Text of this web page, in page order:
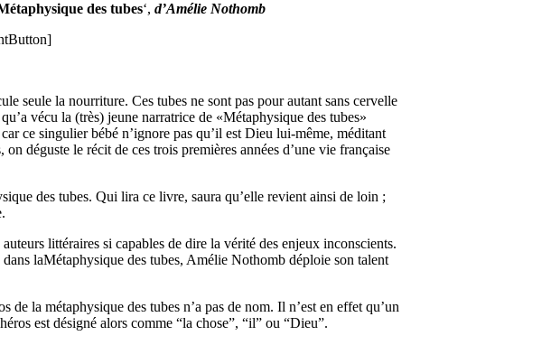
des tubes‘, d’Amélie Nothomb
seule la nourriture. Ces tubes ne sont pas pour autant sans cervelle
vécu la (très) jeune narratrice de «Métaphysique des tubes»
ce singulier bébé n’ignore pas qu’il est Dieu lui-même, méditant
déguste le récit de ces trois premières années d’une vie française
des tubes. Qui lira ce livre, saura qu’elle revient ainsi de loin ;
littéraires si capables de dire la vérité des enjeux inconscients.
laMétaphysique des tubes, Amélie Nothomb déploie son talent
la métaphysique des tubes n’a pas de nom. Il n’est en effet qu’un
est désigné alors comme “la chose”, “il” ou “Dieu”.